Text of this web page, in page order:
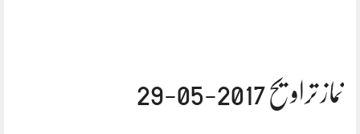
نماز تراویح 2017-05-29